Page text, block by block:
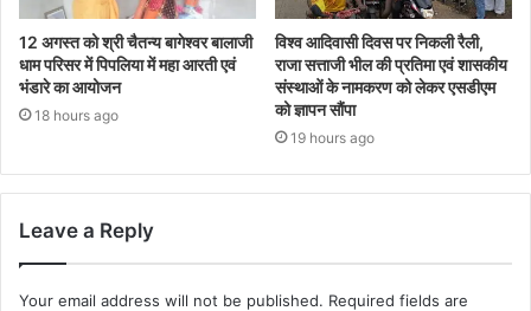
12 अगस्त को श्री चैतन्य बागेश्वर बालाजी
धाम परिसर में पिपलिया में महा आरती एवं
भंडारे का आयोजन
18 hours ago
विश्व आदिवासी दिवस पर निकली रैली,
राजा सत्ताजी भील की प्रतिमा एवं शासकीय
संस्थाओं के नामकरण को लेकर एसडीएम
को ज्ञापन सौंपा
19 hours ago
Leave a Reply
Your email address will not be published. Required fields are